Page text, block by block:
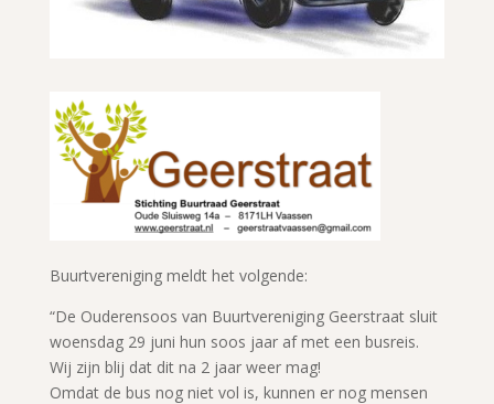
Buurtvereniging meldt het volgende:
“De Ouderensoos van Buurtvereniging Geerstraat sluit
woensdag 29 juni hun soos jaar af met een busreis.
Wij zijn blij dat dit na 2 jaar weer mag!
Omdat de bus nog niet vol is, kunnen er nog mensen